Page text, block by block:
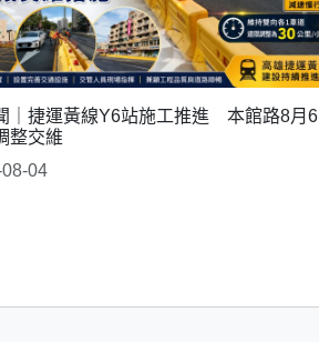
｜捷運黃線Y6站施工推進 本館路8月6
整交維
04